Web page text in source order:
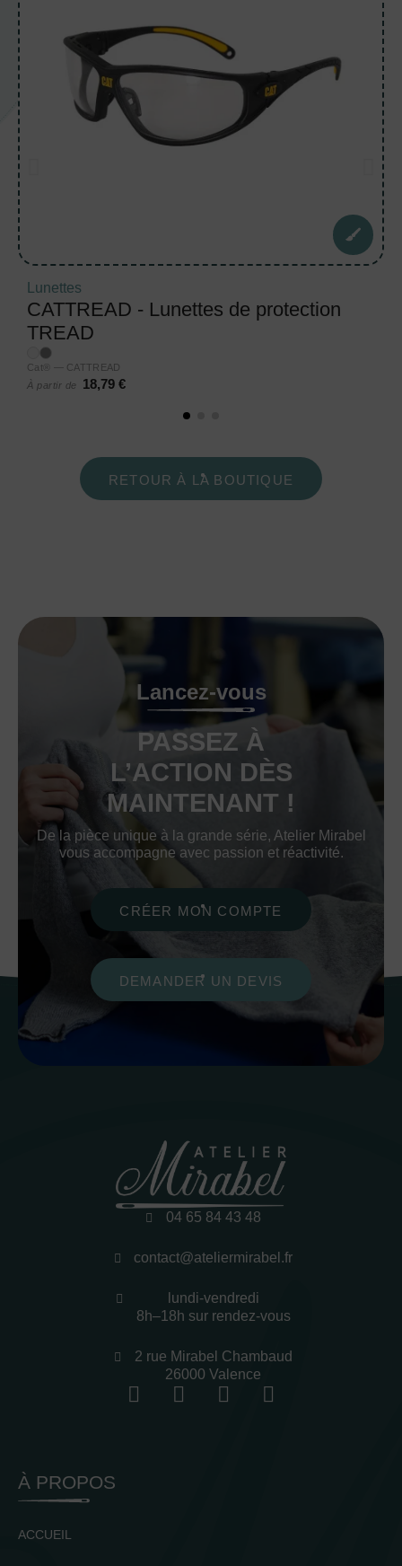
Lunettes
CATTREAD - Lunettes de protection
TREAD
Cat® — CATTREAD
À partir de
18,79 €
RETOUR À LA BOUTIQUE
Lancez-vous
PASSEZ À
L’ACTION DÈS
MAINTENANT !
De la pièce unique à la grande série, Atelier Mirabel
vous accompagne avec passion et réactivité.
CRÉER MON COMPTE
DEMANDER UN DEVIS
04 65 84 43 48
contact@ateliermirabel.fr
lundi-vendredi
8h–18h sur rendez-vous
2 rue Mirabel Chambaud
26000 Valence
À PROPOS
ACCUEIL